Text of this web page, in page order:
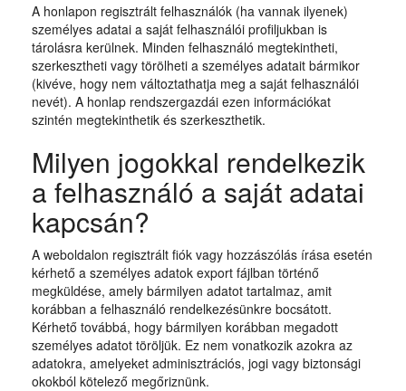
A honlapon regisztrált felhasználók (ha vannak ilyenek)
személyes adatai a saját felhasználói profiljukban is
tárolásra kerülnek. Minden felhasználó megtekintheti,
szerkesztheti vagy törölheti a személyes adatait bármikor
(kivéve, hogy nem változtathatja meg a saját felhasználói
nevét). A honlap rendszergazdái ezen információkat
szintén megtekinthetik és szerkeszthetik.
Milyen jogokkal rendelkezik
a felhasználó a saját adatai
kapcsán?
A weboldalon regisztrált fiók vagy hozzászólás írása esetén
kérhető a személyes adatok export fájlban történő
megküldése, amely bármilyen adatot tartalmaz, amit
korábban a felhasználó rendelkezésünkre bocsátott.
Kérhető továbbá, hogy bármilyen korábban megadott
személyes adatot töröljük. Ez nem vonatkozik azokra az
adatokra, amelyeket adminisztrációs, jogi vagy biztonsági
okokból kötelező megőriznünk.